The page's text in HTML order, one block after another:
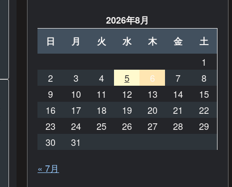
2026年8月
日
月 火 水 木 金
土
1
2
3 4 5 6 7
8
9
10 11 12 13 14
15
16
17 18 19 20 21
22
23
24 25 26 27 28
29
30
31
« 7月